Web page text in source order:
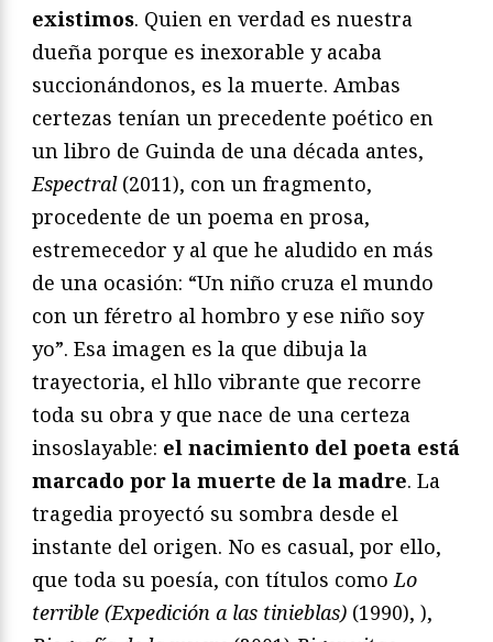
existimos. Quien en verdad es nuestra
dueña porque es inexorable y acaba
succionándonos, es la muerte. Ambas
certezas tenían un precedente poético en
un libro de Guinda de una década antes,
Espectral (2011), con un fragmento,
procedente de un poema en prosa,
estremecedor y al que he aludido en más
de una ocasión: “Un niño cruza el mundo
con un féretro al hombro y ese niño soy
yo”. Esa imagen es la que dibuja la
trayectoria, el hllo vibrante que recorre
toda su obra y que nace de una certeza
insoslayable: el nacimiento del poeta está
marcado por la muerte de la madre. La
tragedia proyectó su sombra desde el
instante del origen. No es casual, por ello,
que toda su poesía, con títulos como Lo
terrible (Expedición a las tinieblas) (1990), ),